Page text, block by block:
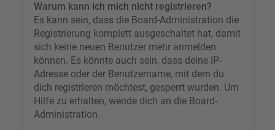
Warum kann ich mich nicht registrieren?
Es kann sein, dass die Board-Administration die
Registrierung komplett ausgeschaltet hat, damit
sich keine neuen Benutzer mehr anmelden
können. Es könnte auch sein, dass deine IP-
Adresse oder der Benutzername, mit dem du
dich registrieren möchtest, gesperrt wurden. Um
Hilfe zu erhalten, wende dich an die Board-
Administration.